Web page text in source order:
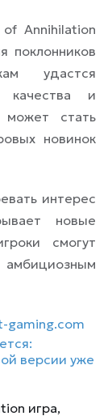
Annihilation
поклонников
удастся
качества и
может стать
новинок
интерес
новые
смогут
gaming.com
версии уже
игра,